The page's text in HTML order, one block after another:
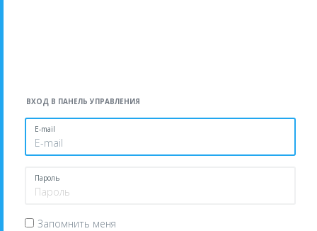
ВХОД В ПАНЕЛЬ УПРАВЛЕНИЯ
E-mail
Пароль
Запомнить меня